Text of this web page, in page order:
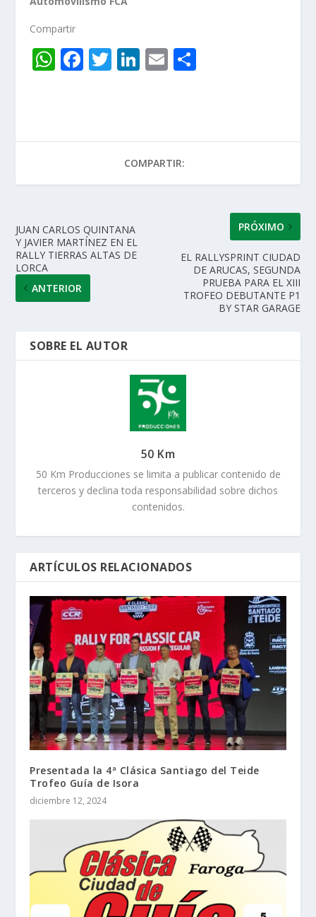
Compartir
W
A
p
F
o
k
T Li
dI
n
E
ar
r
COMPARTIR:
JUAN CARLOS QUINTANA
Y JAVIER MARTÍNEZ EN EL
RALLY TIERRAS ALTAS DE
LORCA
ANTERIOR
PRÓXIMO
EL RALLYSPRINT CIUDAD
DE ARUCAS, SEGUNDA
PRUEBA PARA EL XIII
TROFEO DEBUTANTE P1
BY STAR GARAGE
SOBRE EL AUTOR
50 Km
50 Km Producciones se limita a publicar contenido de
terceros y declina toda responsabilidad sobre dichos
contenidos.
ARTÍCULOS RELACIONADOS
Presentada la 4ª Clásica Santiago del Teide
Trofeo Guía de Isora
diciembre 12, 2024